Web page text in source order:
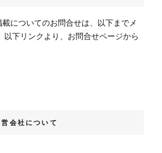
についてのお問合せは、以下までメ
以下リンクより、お問合せページから
営会社について